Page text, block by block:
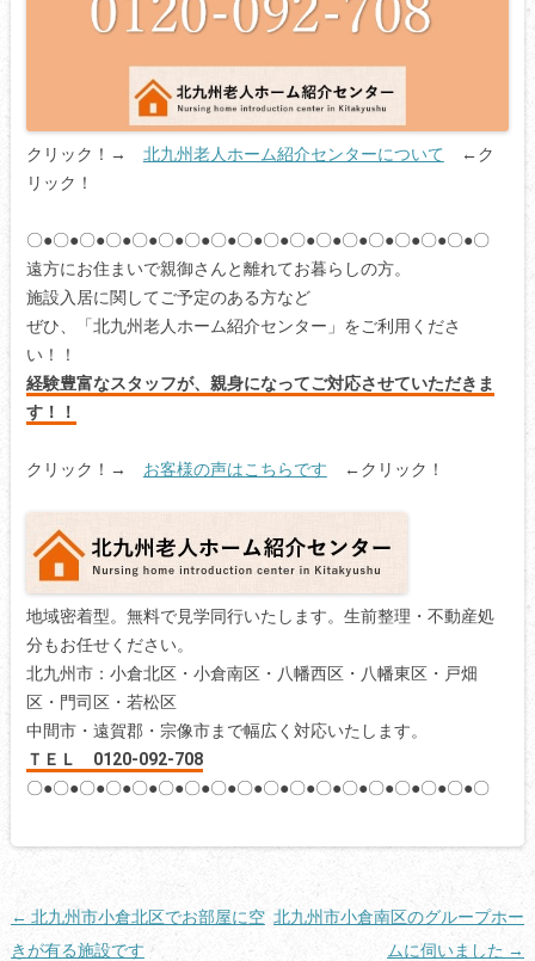
クリック！→ 北九州老人ホーム紹介センターについて ←ク
リック！
〇●〇●〇●〇●〇●〇●〇●〇●〇●〇●〇●〇●〇●〇●〇●〇●〇●〇
遠方にお住まいで親御さんと離れてお暮らしの方。
施設入居に関してご予定のある方など
ぜひ、「北九州老人ホーム紹介センター」をご利用くださ
い！！
経験豊富なスタッフが、親身になってご対応させていただきま
す！！
クリック！→ お客様の声はこちらです ←クリック！
地域密着型。無料で見学同行いたします。生前整理・不動産処
分もお任せください。
北九州市：小倉北区・小倉南区・八幡西区・八幡東区・戸畑
区・門司区・若松区
中間市・遠賀郡・宗像市まで幅広く対応いたします。
ＴＥＬ 0120-092-708
〇●〇●〇●〇●〇●〇●〇●〇●〇●〇●〇●〇●〇●〇●〇●〇●〇●〇
投
稿
← 北九州市小倉北区でお部屋に空
きが有る施設です
北九州市小倉南区のグループホー
ムに伺いました →